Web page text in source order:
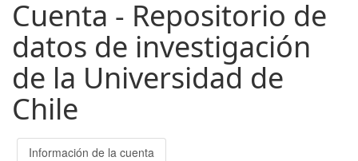
Cuenta - Repositorio de
datos de investigación
de la Universidad de
Chile
Información de la cuenta